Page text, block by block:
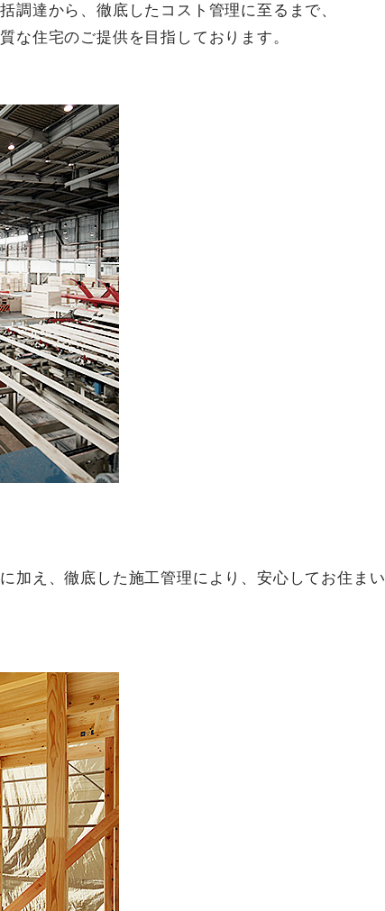
調達から、徹底したコスト管理に至るまで、
な住宅のご提供を目指しております。
加え、徹底した施工管理により、安心してお住まい